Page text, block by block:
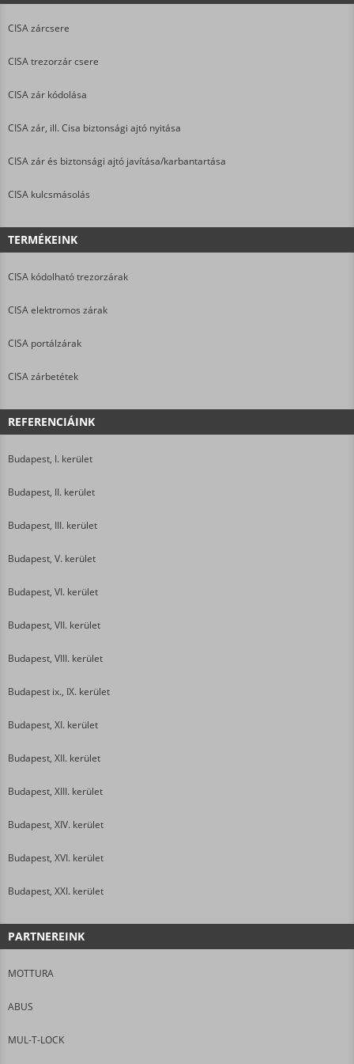
CISA zárcsere
CISA trezorzár csere
CISA zár kódolása
CISA zár, ill. Cisa biztonsági ajtó nyitása
CISA zár és biztonsági ajtó javítása/karbantartása
CISA kulcsmásolás
TERMÉKEINK
CISA kódolható trezorzárak
CISA elektromos zárak
CISA portálzárak
CISA zárbetétek
REFERENCIÁINK
Budapest, I. kerület
Budapest, II. kerület
Budapest, III. kerület
Budapest, V. kerület
Budapest, VI. kerület
Budapest, VII. kerület
Budapest, VIII. kerület
Budapest ix., IX. kerület
Budapest, XI. kerület
Budapest, XII. kerület
Budapest, XIII. kerület
Budapest, XIV. kerület
Budapest, XVI. kerület
Budapest, XXI. kerület
PARTNEREINK
MOTTURA
ABUS
MUL-T-LOCK